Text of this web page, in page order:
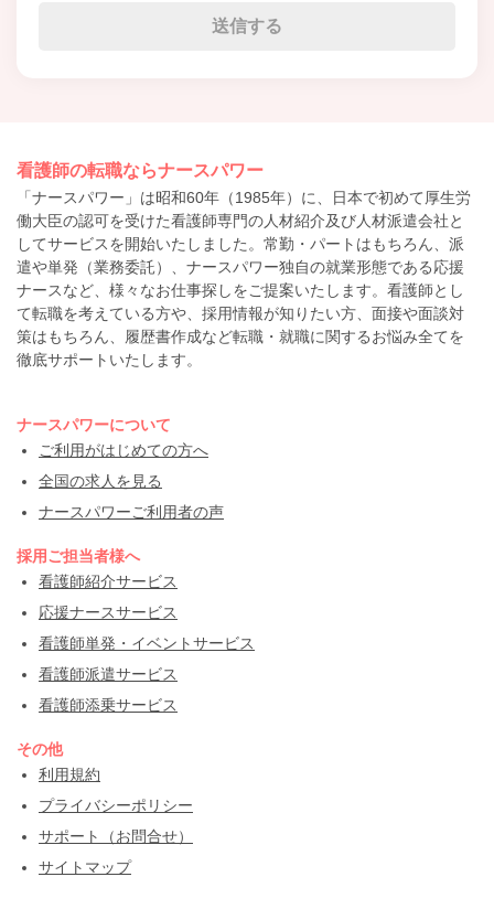
看護師の転職ならナースパワー
「ナースパワー」は昭和60年（1985年）に、日本で初めて厚生労
働大臣の認可を受けた看護師専門の人材紹介及び人材派遣会社と
してサービスを開始いたしました。常勤・パートはもちろん、派
遣や単発（業務委託）、ナースパワー独自の就業形態である応援
ナースなど、様々なお仕事探しをご提案いたします。看護師とし
て転職を考えている方や、採用情報が知りたい方、面接や面談対
策はもちろん、履歴書作成など転職・就職に関するお悩み全てを
徹底サポートいたします。
ナースパワーについて
ご利用がはじめての方へ
全国の求人を見る
ナースパワーご利用者の声
採用ご担当者様へ
看護師紹介サービス
応援ナースサービス
看護師単発・イベントサービス
看護師派遣サービス
看護師添乗サービス
その他
利用規約
プライバシーポリシー
サポート（お問合せ）
サイトマップ